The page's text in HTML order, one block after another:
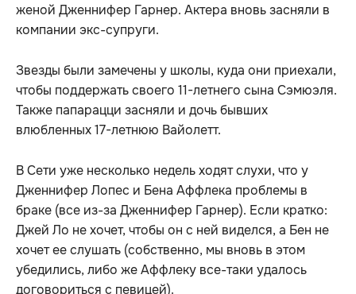
женой Дженнифер Гарнер. Актера вновь засняли в
компании экс-супруги.
Звезды были замечены у школы, куда они приехали,
чтобы поддержать своего 11-летнего сына Сэмюэля.
Также папарацци засняли и дочь бывших
влюбленных 17-летнюю Вайолетт.
В Сети уже несколько недель ходят слухи, что у
Дженнифер Лопес и Бена Аффлека проблемы в
браке (все из-за Дженнифер Гарнер). Если кратко:
Джей Ло не хочет, чтобы он с ней виделся, а Бен не
хочет ее слушать (собственно, мы вновь в этом
убедились, либо же Аффлеку все-таки удалось
договориться с певицей).